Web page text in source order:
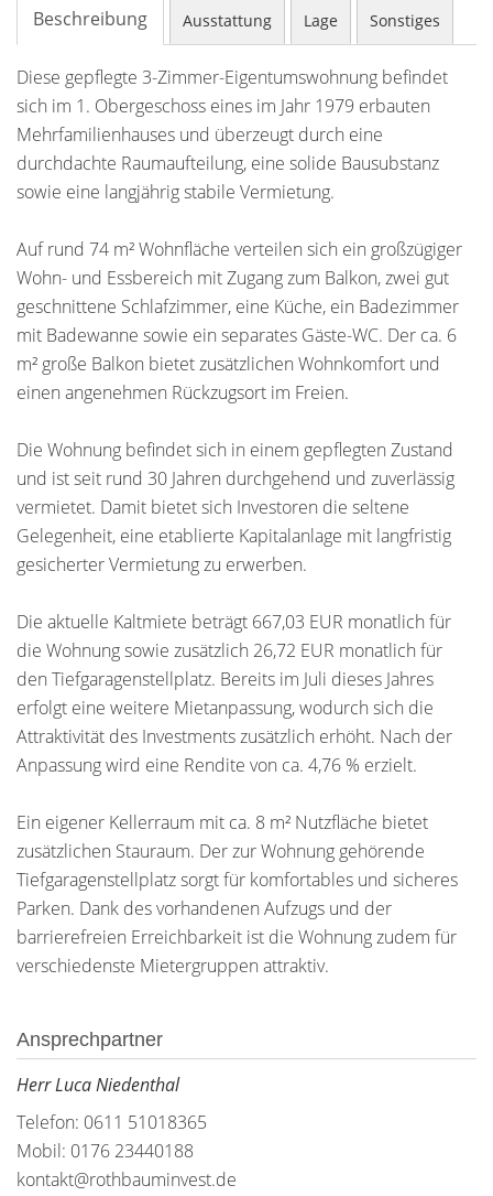
Beschreibung Ausstattung Lage Sonstiges
Diese gepflegte 3-Zimmer-Eigentumswohnung befindet
sich im 1. Obergeschoss eines im Jahr 1979 erbauten
Mehrfamilienhauses und überzeugt durch eine
durchdachte Raumaufteilung, eine solide Bausubstanz
sowie eine langjährig stabile Vermietung.
Auf rund 74 m² Wohnfläche verteilen sich ein großzügiger
Wohn- und Essbereich mit Zugang zum Balkon, zwei gut
geschnittene Schlafzimmer, eine Küche, ein Badezimmer
mit Badewanne sowie ein separates Gäste-WC. Der ca. 6
m² große Balkon bietet zusätzlichen Wohnkomfort und
einen angenehmen Rückzugsort im Freien.
Die Wohnung befindet sich in einem gepflegten Zustand
und ist seit rund 30 Jahren durchgehend und zuverlässig
vermietet. Damit bietet sich Investoren die seltene
Gelegenheit, eine etablierte Kapitalanlage mit langfristig
gesicherter Vermietung zu erwerben.
Die aktuelle Kaltmiete beträgt 667,03 EUR monatlich für
die Wohnung sowie zusätzlich 26,72 EUR monatlich für
den Tiefgaragenstellplatz. Bereits im Juli dieses Jahres
erfolgt eine weitere Mietanpassung, wodurch sich die
Attraktivität des Investments zusätzlich erhöht. Nach der
Anpassung wird eine Rendite von ca. 4,76 % erzielt.
Ein eigener Kellerraum mit ca. 8 m² Nutzfläche bietet
zusätzlichen Stauraum. Der zur Wohnung gehörende
Tiefgaragenstellplatz sorgt für komfortables und sicheres
Parken. Dank des vorhandenen Aufzugs und der
barrierefreien Erreichbarkeit ist die Wohnung zudem für
verschiedenste Mietergruppen attraktiv.
Ansprechpartner
Herr Luca Niedenthal
Telefon: 0611 51018365
Mobil: 0176 23440188
kontakt@rothbauminvest.de